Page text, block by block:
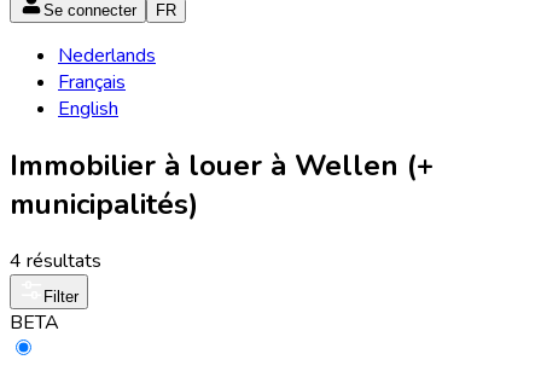
Se connecter FR
Nederlands
Français
English
Immobilier à louer à Wellen (+
municipalités)
4 résultats
Filter
BETA